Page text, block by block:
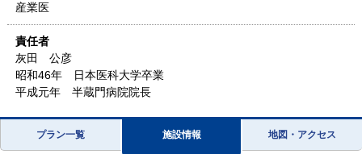
産業医
責任者
灰田 公彦
昭和46年 日本医科大学卒業
平成元年 半蔵門病院院長
プラン一覧 施設情報 地図・アクセス